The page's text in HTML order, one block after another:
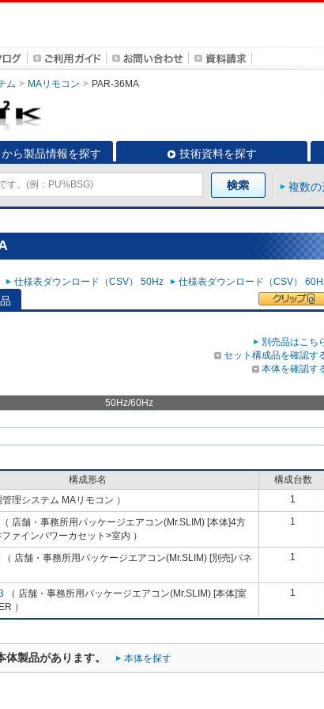
ム MAリモコン PAR-36MA
ら製品情報を探す 技術資料を探す
複数の
仕様表ダウンロード（CSV） 50Hz 仕様表ダウンロード（CSV）
別売品はこち
セット構成品を確認す
本体を確認す
50Hz/60Hz
構成形名
構成台数
管理システム MAリモコン ） 1
（ 店舗・事務所用パッケージエアコン(Mr.SLIM) [本体]4方
ァインパワーカセット>室内 ）
1
（ 店舗・事務所用パッケージエアコン(Mr.SLIM) [別売]パネ
1
（ 店舗・事務所用パッケージエアコン(Mr.SLIM) [本体]室
）
1
製品があります。 本体を探す